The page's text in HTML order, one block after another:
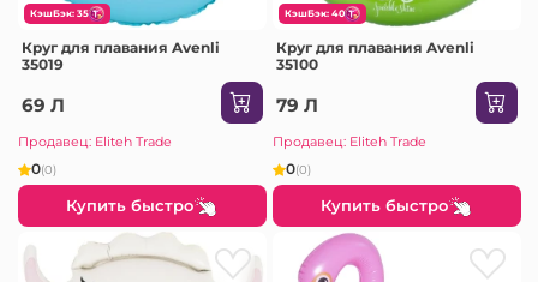
КэшБэк: 35
Круг для плавания Avenli
35019
69 Л
Продавец: Eliteh Trade
0(0)
Купить быстро
КэшБэк: 40
Круг для плавания Avenli
35100
79 Л
Продавец: Eliteh Trade
0(0)
Купить быстро